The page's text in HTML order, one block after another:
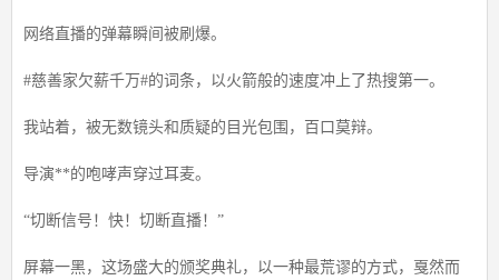
网络直播的弹幕瞬间被刷爆。
#慈善家欠薪千万#的词条，以火箭般的速度冲上了热搜第一。
我站着，被无数镜头和质疑的目光包围，百口莫辩。
导演**的咆哮声穿过耳麦。
“切断信号！快！切断直播！”
屏幕一黑，这场盛大的颁奖典礼，以一种最荒谬的方式，戛然而